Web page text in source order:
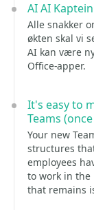
AI AI Kaptein
Alle snakker
økten skal vi
AI kan være
Office-apper.
It's easy to
Teams
Your new
structures
employees
to work in the
that remains